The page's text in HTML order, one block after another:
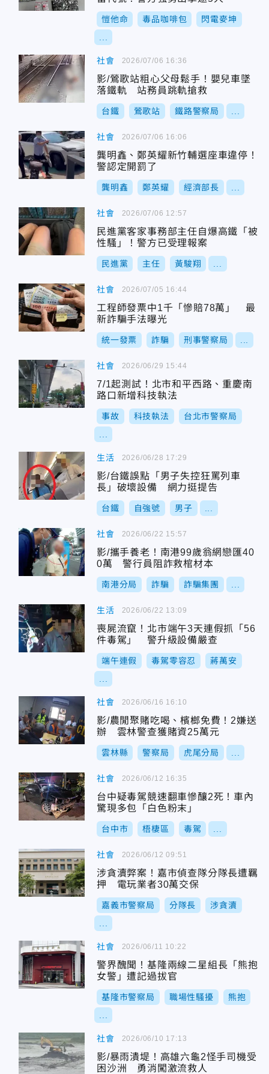
愷他命 毒品咖啡包 閃電麥坤
社會
影/鶯歌站粗心父母鬆手！嬰兒車墜
落鐵軌 站務員跳軌搶救
台鐵 鶯歌站 鐵路警察局
2026/07/06 16:36
社會
龔明鑫、鄭英耀新竹輔選座車違停！
警認定開罰了
龔明鑫 鄭英耀 經濟部長
2026/07/06 16:06
社會
民進黨客家事務部主任自爆高鐵「被
性騷」！警方已受理報案
民進黨 主任 黃駿翔
2026/07/06 12:57
社會
工程師發票中1千「慘賠78萬」 最
新詐騙手法曝光
統一發票 詐騙 刑事警察局
2026/07/05 16:44
社會
7/1起測試！北市和平西路、重慶南
路口新增科技執法
事故 科技執法 台北市警察局
2026/06/29 15:44
生活
影/台鐵誤點「男子失控狂罵列車
長」破壞設備 網力挺提告
台鐵 自強號 男子
2026/06/28 17:29
社會
影/攜手養老！南港99歲翁網戀匯40
0萬 警行員阻詐救棺材本
南港分局 詐騙 詐騙集團
2026/06/22 15:57
生活
喪屍流竄！北市端午3天連假抓「56
件毒駕」 警升級設備嚴查
端午連假 毒駕零容忍 蔣萬安
2026/06/22 13:09
社會
影/農閒聚賭吃喝、檳榔免費！2嫌送
辦 雲林警查獲賭資25萬元
雲林縣 警察局 虎尾分局
2026/06/16 16:10
社會
台中疑毒駕競速翻車慘釀2死！車內
驚現多包「白色粉末」
台中市 梧棲區 毒駕
2026/06/12 16:35
社會
涉貪瀆弊案！嘉市偵查隊分隊長遭羈
押 電玩業者30萬交保
嘉義市警察局 分隊長 涉貪瀆
2026/06/12 09:51
社會
警界醜聞！基隆兩線二星組長「熊抱
女警」遭記過拔官
基隆市警察局 職場性騷擾 熊抱
2026/06/11 10:22
社會
影/暴雨潰堤！高雄六龜2怪手司機受
困沙洲 勇消闖激流救人
2026/06/10 17:13